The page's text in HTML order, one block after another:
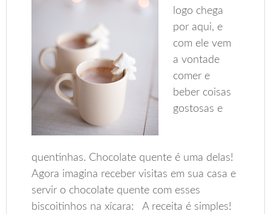
logo chega
por aqui, e
com ele vem
a vontade
comer e
beber coisas
gostosas e
quentinhas. Chocolate quente é uma delas!
Agora imagina receber visitas em sua casa e
servir o chocolate quente com esses
biscoitinhos na xícara: A receita é simples!